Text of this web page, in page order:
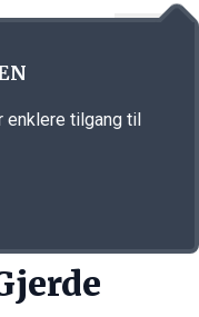
enklere tilgang til